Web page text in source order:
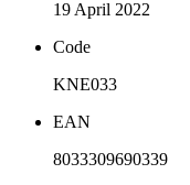
19 April 2022
Code
KNE033
EAN
8033309690339